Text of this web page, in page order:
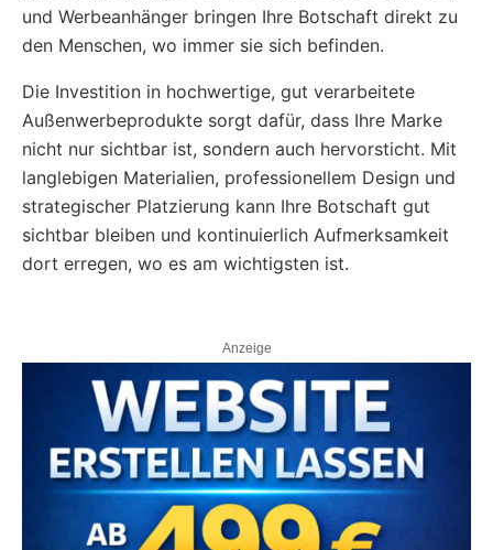
und Werbeanhänger bringen Ihre Botschaft direkt zu
den Menschen, wo immer sie sich befinden.
Die Investition in hochwertige, gut verarbeitete
Außenwerbeprodukte sorgt dafür, dass Ihre Marke
nicht nur sichtbar ist, sondern auch hervorsticht. Mit
langlebigen Materialien, professionellem Design und
strategischer Platzierung kann Ihre Botschaft gut
sichtbar bleiben und kontinuierlich Aufmerksamkeit
dort erregen, wo es am wichtigsten ist.
Anzeige